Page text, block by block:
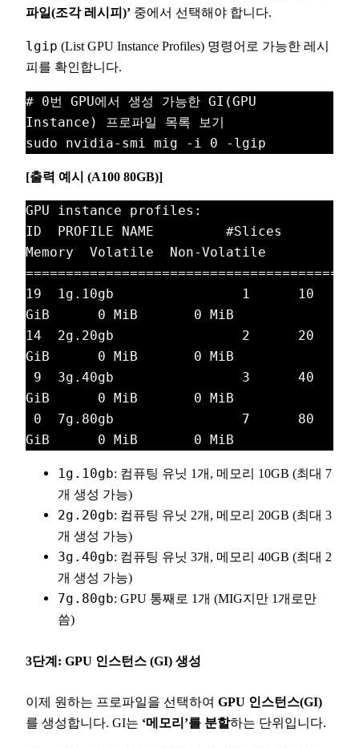
파일(조각 레시피)’ 중에서 선택해야 합니다.
lgip (List GPU Instance Profiles) 명령어로 가능한 레시
피를 확인합니다.
# 0번 GPU에서 생성 가능한 GI(GPU
Instance) 프로파일 목록 보기
[출력 예시 (A100 80GB)]
GPU instance profiles:
ID  PROFILE NAME         #Slices
Memory  Volatile  Non-Volatile
19  1g.10gb                1      10
GiB      0 MiB       0 MiB
14  2g.20gb                2      20
GiB      0 MiB       0 MiB
GiB      0 MiB       0 MiB
1g.10gb: 컴퓨팅 유닛 1개, 메모리 10GB (최대 7
개 생성 가능)
2g.20gb: 컴퓨팅 유닛 2개, 메모리 20GB (최대 3
개 생성 가능)
3g.40gb: 컴퓨팅 유닛 3개, 메모리 40GB (최대 2
개 생성 가능)
7g.80gb: GPU 통째로 1개 (MIG지만 1개로만
씀)
3단계: GPU 인스턴스 (GI) 생성
이제 원하는 프로파일을 선택하여 GPU 인스턴스(GI)
를 생성합니다. GI는 ‘메모리’를 분할하는 단위입니다.